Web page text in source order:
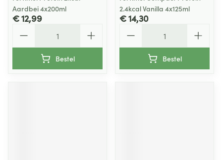
Aardbei 4x200ml
€ 12,99
Bestel
2.4kcal Vanilla 4x125ml
€ 14,30
Bestel